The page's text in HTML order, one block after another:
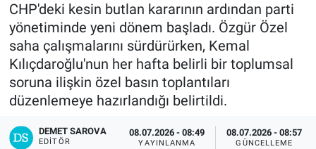
CHP'deki kesin butlan kararının ardından parti
yönetiminde yeni dönem başladı. Özgür Özel
saha çalışmalarını sürdürürken, Kemal
Kılıçdaroğlu'nun her hafta belirli bir toplumsal
soruna ilişkin özel basın toplantıları
düzenlemeye hazırlandığı belirtildi.
DEMET SAROVA
EDITÖR
08.07.2026 - 08:49
YAYINLANMA
08.07.2026 - 08:57
GÜNCELLEME
ÖZEL HABER
Keşfet
ASTROLOJİ